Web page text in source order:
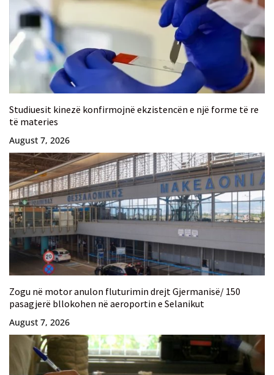
Studiuesit kinezë konfirmojnë ekzistencën e një forme të re
të materies
August 7, 2026
Zogu në motor anulon fluturimin drejt Gjermanisë/ 150
pasagjerë bllokohen në aeroportin e Selanikut
August 7, 2026